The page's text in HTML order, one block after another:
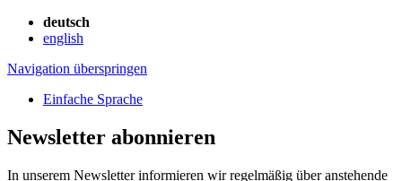
deutsch
english
Navigation überspringen
Einfache Sprache
Newsletter abonnieren
In unserem Newsletter informieren wir regelmäßig über anstehende